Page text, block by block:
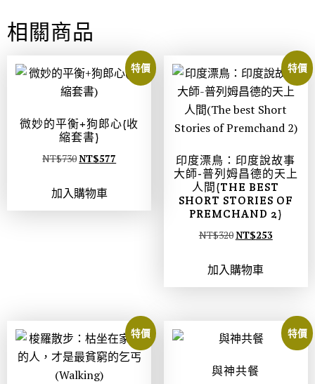
相關商品
特價
微妙的平衡+狗郎心(收
縮套書)
NT$730NT$577
加入購物車
特價
印度漂鳥：印度說故事
大師-普列姆昌德的天上
人間(THE BEST
SHORT STORIES OF
PREMCHAND 2)
NT$320NT$253
加入購物車
特價 特價
與神共餐